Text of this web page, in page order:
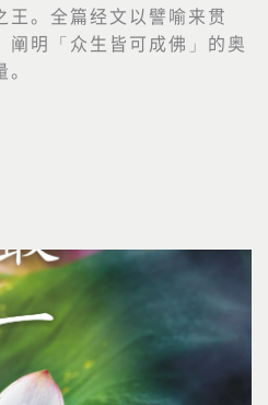
王。全篇经文以譬喻来贯
阐明「众生皆可成佛」的奥
。